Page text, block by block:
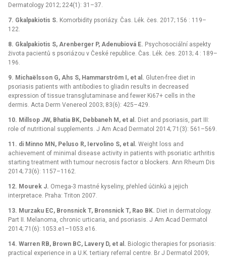
Dermatology 2012; 224(1): 31–37.
7. Gkalpakiotis S. Komorbidity psoriázy. Čas. Lék. čes. 2017; 156 : 119–
122.
8. Gkalpakiotis S, Arenberger P, Adenubiová E. Psychosociální aspekty
života pacientů s psoriázou v České republice. Čas. Lék. čes. 2013; 4 : 189–
196.
9. Michaëlsson G, Ahs S, Hammarström I, et al. Gluten-free diet in
psoriasis patients with antibodies to gliadin results in decreased
expression of tissue transglutaminase and fewer Ki67+ cells in the
dermis. Acta Derm Venereol 2003; 83(6): 425–429.
10. Millsop JW, Bhatia BK, Debbaneh M, et al. Diet and psoriasis, part III:
role of nutritional supplements. J Am Acad Dermatol 2014; 71(3): 561–569.
11. di Minno MN, Peluso R, Iervolino S, et al. Weight loss and
achievement of minimal disease activity in patients with psoriatic arthritis
starting treatment with tumour necrosis factor α blockers. Ann Rheum Dis
2014; 73(6): 1157–1162.
12. Mourek J. Omega-3 mastné kyseliny, přehled účinků a jejich
interpretace. Praha: Triton 2007.
13. Murzaku EC, Bronsnick T, Bronsnick T, Rao BK. Diet in dermatology.
Part II. Melanoma, chronic urticaria, and psoriasis. J Am Acad Dermatol
2014; 71(6): 1053.e1–1053.e16.
14. Warren RB, Brown BC, Lavery D, et al. Biologic therapies for psoriasis:
practical experience in a U.K. tertiary referral centre. Br J Dermatol 2009;